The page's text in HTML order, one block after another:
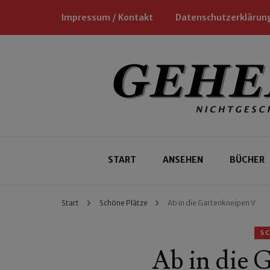
Impressum / Kontakt
START ANSEHEN BÜCHER
Start Schöne Plätze Ab in die Gartenkneipen V
Ab in die